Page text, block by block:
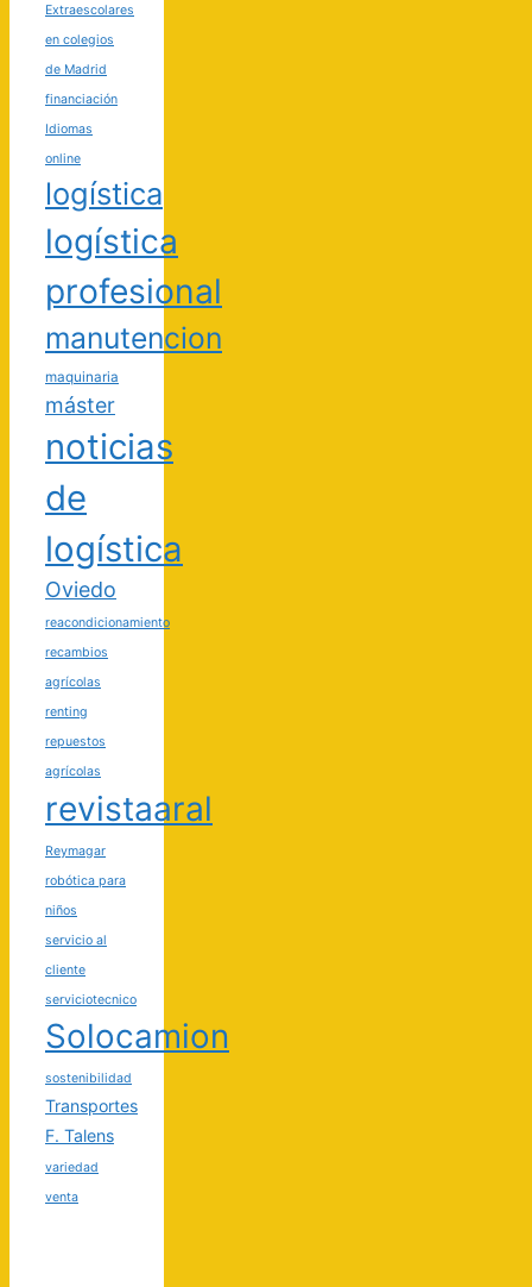
Extraescolares
en colegios
de Madrid
financiación
Idiomas
online
logística
logística
profesional
manutencion
maquinaria
máster
noticias
de
logística
Oviedo
reacondicionamiento
recambios
agrícolas
renting
repuestos
agrícolas
revistaaral
Reymagar
robótica para
niños
servicio al
cliente
serviciotecnico
Solocamion
sostenibilidad
Transportes
F. Talens
variedad
venta